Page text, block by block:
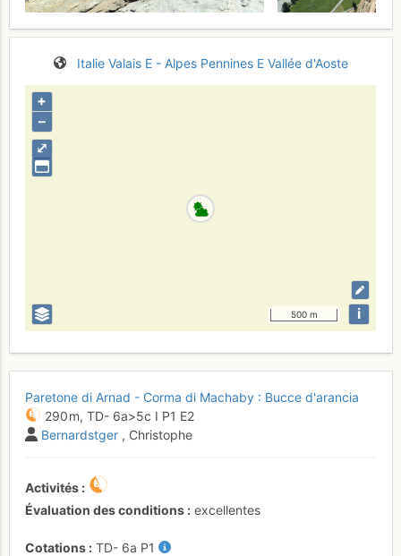
Italie Valais E - Alpes Pennines E Vallée d'Aoste
⤢
+
–
500 m i
Paretone di Arnad - Corma di Machaby : Bucce d'arancia
290 m, TD- 6a>5c I P1 E2
Bernardstger , Christophe
Activités
Évaluation des conditions
excellentes
Cotations TD- 6a P1